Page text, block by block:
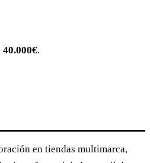
40.000€.
en tiendas multimarca,